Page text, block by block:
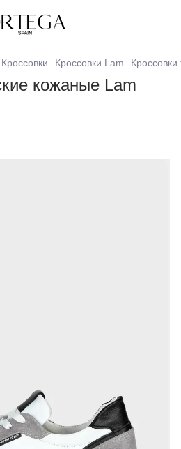
Кроссовки Кроссовки Lam
кожаные Lam